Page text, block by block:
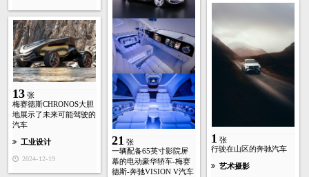
21 张
一辆配备65英寸影院屏
幕的电动豪华轿车-梅赛
德斯-奔驰VISION V汽车
1 张
行驶在山区的奔驰汽车
艺术摄影
13 张
梅赛德斯CHRONOS大胆
地展示了未来可能驾驶的
汽车
工业设计
2024-12-19